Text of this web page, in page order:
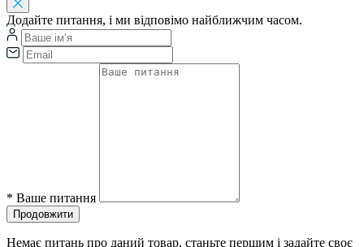
Додайте питання, і ми відповімо найближчим часом.
* Ваше питання
Продовжити
Немає питань про даний товар, станьте першим і задайте своє